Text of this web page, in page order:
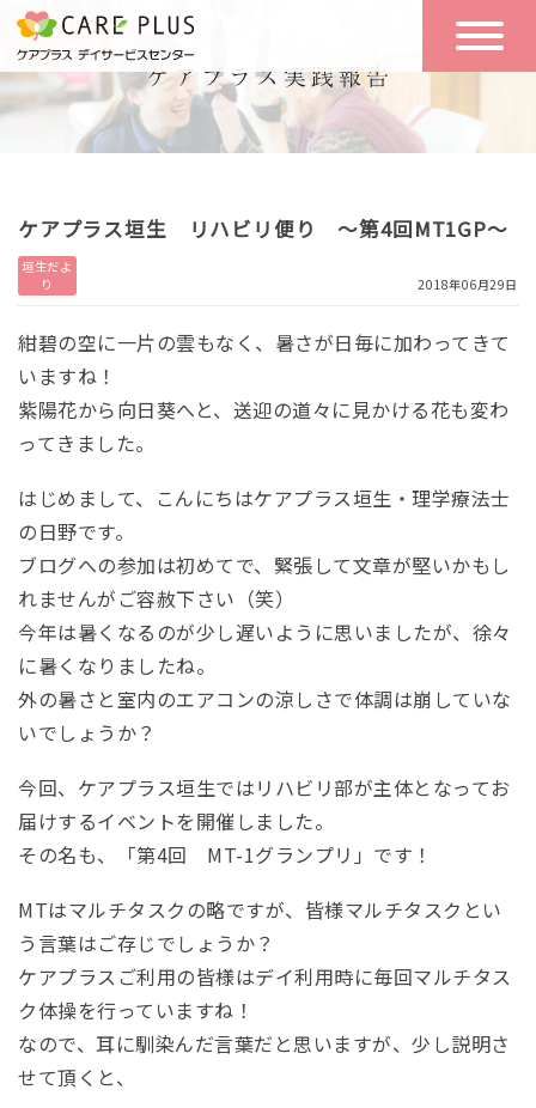
こんな方に
おすすめ
一日の流れ
一日体験
空き状況
リクルート
お問い合わせ
ケアプラス垣生 リハビリ便り ～第4回MT1GP～
垣生だよ
り
2018年06月29日
紺碧の空に一片の雲もなく、暑さが日毎に加わってきて
いますね！
紫陽花から向日葵へと、送迎の道々に見かける花も変わ
ってきました。
はじめまして、こんにちはケアプラス垣生・理学療法士
の日野です。
ブログへの参加は初めてで、緊張して文章が堅いかもし
れませんがご容赦下さい（笑）
今年は暑くなるのが少し遅いように思いましたが、徐々
に暑くなりましたね。
外の暑さと室内のエアコンの涼しさで体調は崩していな
いでしょうか？
今回、ケアプラス垣生ではリハビリ部が主体となってお
届けするイベントを開催しました。
その名も、「第4回 MT-1グランプリ」です！
MTはマルチタスクの略ですが、皆様マルチタスクとい
う言葉はご存じでしょうか？
ケアプラスご利用の皆様はデイ利用時に毎回マルチタス
ク体操を行っていますね！
なので、耳に馴染んだ言葉だと思いますが、少し説明さ
せて頂くと、